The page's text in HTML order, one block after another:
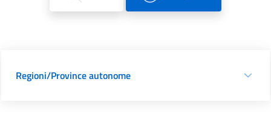
Regioni/Province autonome